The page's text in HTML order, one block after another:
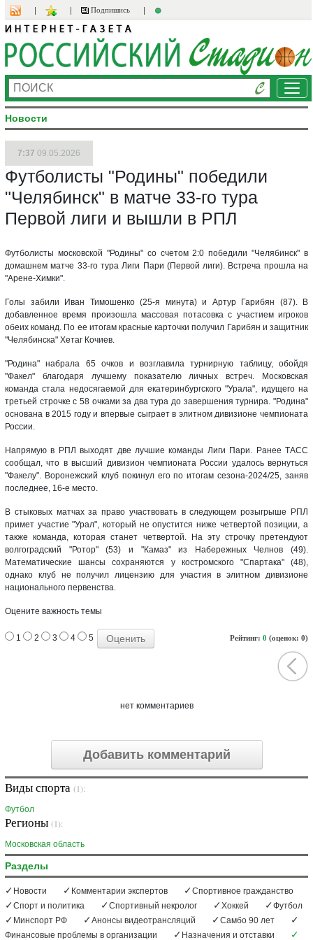
Подпишись
Новости
7:37 09.05.2026
Футболисты "Родины" победили
"Челябинск" в матче 33-го тура
Первой лиги и вышли в РПЛ
Футболисты московской "Родины" со счетом 2:0 победили "Челябинск" в
домашнем матче 33-го тура Лиги Пари (Первой лиги). Встреча прошла на
"Арене-Химки".
Голы забили Иван Тимошенко (25-я минута) и Артур Гарибян (87). В
добавленное время произошла массовая потасовка с участием игроков
обеих команд. По ее итогам красные карточки получил Гарибян и защитник
"Челябинска" Хетаг Кочиев.
"Родина" набрала 65 очков и возглавила турнирную таблицу, обойдя
"Факел" благодаря лучшему показателю личных встреч. Московская
команда стала недосягаемой для екатеринбургского "Урала", идущего на
третьей строчке с 58 очками за два тура до завершения турнира. "Родина"
основана в 2015 году и впервые сыграет в элитном дивизионе чемпионата
России.
Напрямую в РПЛ выходят две лучшие команды Лиги Пари. Ранее ТАСС
сообщал, что в высший дивизион чемпионата России удалось вернуться
"Факелу". Воронежский клуб покинул его по итогам сезона-2024/25, заняв
последнее, 16-е место.
В стыковых матчах за право участвовать в следующем розыгрыше РПЛ
примет участие "Урал", который не опустится ниже четвертой позиции, а
также команда, которая станет четвертой. На эту строчку претендуют
волгоградский "Ротор" (53) и "Камаз" из Набережных Челнов (49).
Математические шансы сохраняются у костромского "Спартака" (48),
однако клуб не получил лицензию для участия в элитном дивизионе
национального первенства.
Оцените важность темы
Рейтинг: 0 (оценок: 0)
1 2 3 4 5
нет комментариев
Добавить комментарий
Виды спорта (1):
Футбол
Регионы (1):
Московская область
Разделы
Новости Комментарии экспертов
Спортивное гражданство
Спорт и политика
Спортивный некролог Хоккей
Футбол
Минспорт РФ
Анонсы видеотрансляций
Самбо 90 лет
Финансовые проблемы в организации
Назначения и отставки